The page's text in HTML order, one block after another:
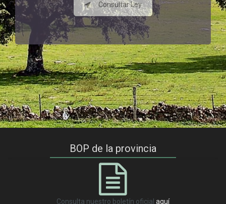
Consultar Ley
BOP de la provincia
Consulta nuestro boletín oficial aquí